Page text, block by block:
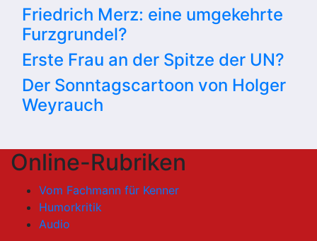
Friedrich Merz: eine umgekehrte
Furzgrundel?
Erste Frau an der Spitze der UN?
Der Sonntagscartoon von Holger
Weyrauch
Online-Rubriken
Vom Fachmann für Kenner
Humorkritik
Audio